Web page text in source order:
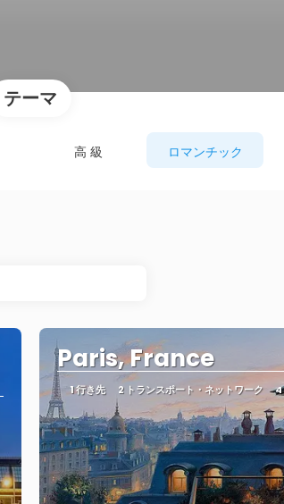
テーマ
高 級 ロマンチック
Paris, France
1 行き先 2 トランスポート・ネットワーク 4